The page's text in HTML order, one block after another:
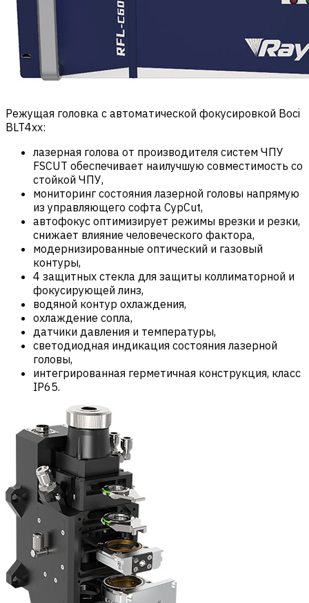
Режущая головка с автоматической фокусировкой Boci
BLT4xx:
лазерная голова от производителя систем ЧПУ
FSCUT обеспечивает наилучшую совместимость со
стойкой ЧПУ,
мониторинг состояния лазерной головы напрямую
из управляющего софта CypCut,
автофокус оптимизирует режимы врезки и резки,
снижает влияние человеческого фактора,
модернизированные оптический и газовый
контуры,
4 защитных стекла для защиты коллиматорной и
фокусирующей линз,
водяной контур охлаждения,
охлаждение сопла,
датчики давления и температуры,
светодиодная индикация состояния лазерной
головы,
интегрированная герметичная конструкция, класс
IP65.